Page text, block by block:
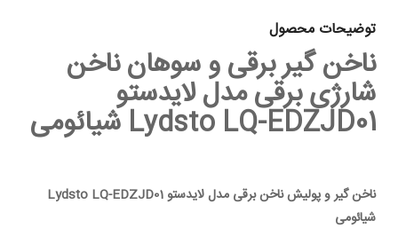
توضیحات محصول
ناخن گیر برقی و سوهان ناخن
شارژی برقی مدل لایدستو
Lydsto LQ-EDZJD01 شیائومی
ناخن گیر و پولیش ناخن برقی مدل لایدستو Lydsto LQ-EDZJD01
شیائومی